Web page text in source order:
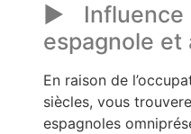
Influence
espagnole et
En raison de
siècles, vous
espagnoles